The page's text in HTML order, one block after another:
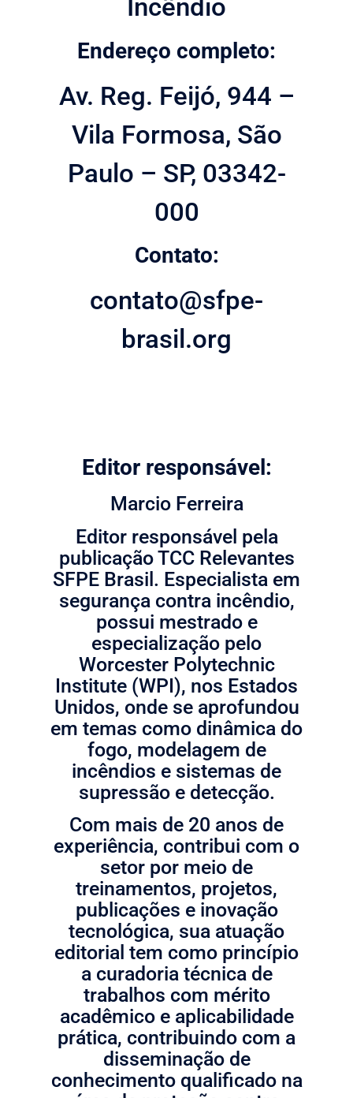
Incêndio
Endereço completo:
Av. Reg. Feijó, 944 –
Vila Formosa, São
Paulo – SP, 03342-
000
Contato:
contato@sfpe-
brasil.org
Editor responsável:
Marcio Ferreira
Editor responsável pela
publicação TCC Relevantes
SFPE Brasil. Especialista em
segurança contra incêndio,
possui mestrado e
especialização pelo
Worcester Polytechnic
Institute (WPI), nos Estados
Unidos, onde se aprofundou
em temas como dinâmica do
fogo, modelagem de
incêndios e sistemas de
supressão e detecção.
Com mais de 20 anos de
experiência, contribui com o
setor por meio de
treinamentos, projetos,
publicações e inovação
tecnológica, sua atuação
editorial tem como princípio
a curadoria técnica de
trabalhos com mérito
acadêmico e aplicabilidade
prática, contribuindo com a
disseminação de
conhecimento qualificado na